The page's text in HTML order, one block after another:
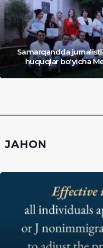
Samarqandda
huquqlar bo‘yicha
JAHON